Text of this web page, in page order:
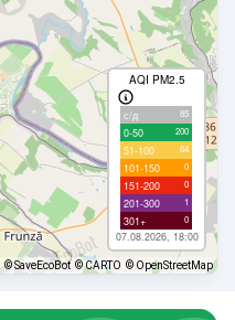
AQI PM2.5
с/д 85
0-50 200
51-100 64
101-150 0
151-200 0
201-300 1
301+ 0
07.08.2026, 18:00
© SaveEcoBot © CARTO © OpenStreetMap